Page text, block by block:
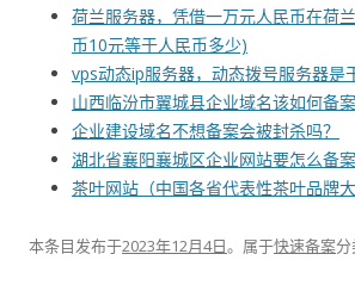
荷兰服务器，凭借一万元人民币在荷
币10元等于人民币多少)
vps动态ip服务器，动态拨号服务器是
山西临汾市翼城县企业域名该如何备案
企业建设域名不想备案会被封杀吗？
湖北省襄阳襄城区企业网站要怎么备案
茶叶网站（中国各省代表性茶叶品牌大
本条目发布于2023年12月4日。属于快速备案分